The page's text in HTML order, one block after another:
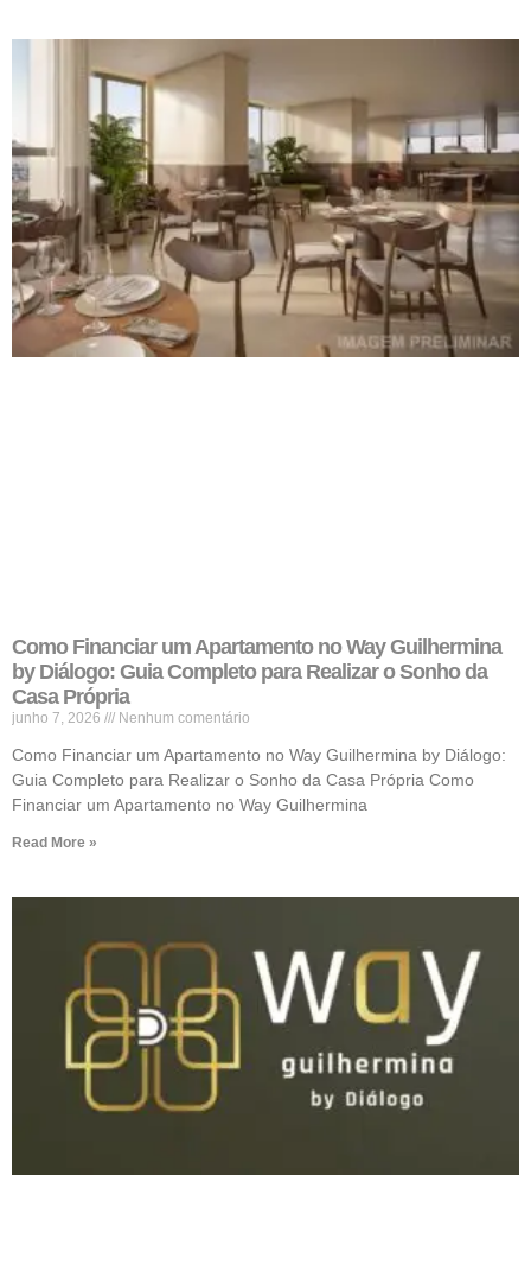
Como Financiar um Apartamento no Way Guilhermina
by Diálogo: Guia Completo para Realizar o Sonho da
Casa Própria
junho 7, 2026 Nenhum comentário
Como Financiar um Apartamento no Way Guilhermina by Diálogo:
Guia Completo para Realizar o Sonho da Casa Própria Como
Financiar um Apartamento no Way Guilhermina
Read More »